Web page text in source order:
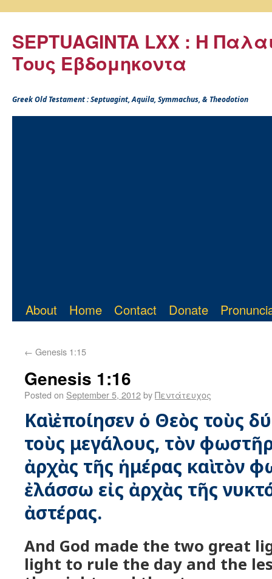
SEPTUAGINTA LXX : Η
Τους Εβδομηκοντα
Greek Old Testament : Septuagint, Aquila, Symmachus, & Theodotion
About Home Contact Donate
← Genesis 1:15
Genesis 1:16
Posted on September 5, 2012byΠεντάτευχος
Καὶ ἐποίησεν ὁ Θεὸς τοὺς
τοὺς μεγάλους, τὸν
ἀρχὰς τῆς ἡμέρας καὶ τὸν
ἐλάσσω εἰς ἀρχὰς τῆς
ἀστέρας.
And God made the two great
light to rule the day and the